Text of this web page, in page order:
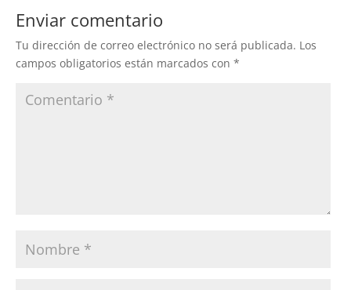
Enviar comentario
Tu dirección de correo electrónico no será publicada. Los
campos obligatorios están marcados con *